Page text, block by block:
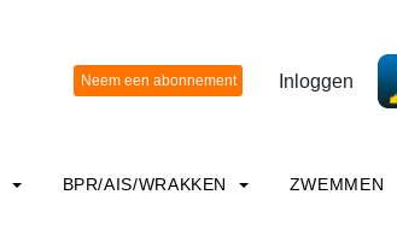
Inloggen
BPR/AIS/WRAKKEN ZWEMMEN